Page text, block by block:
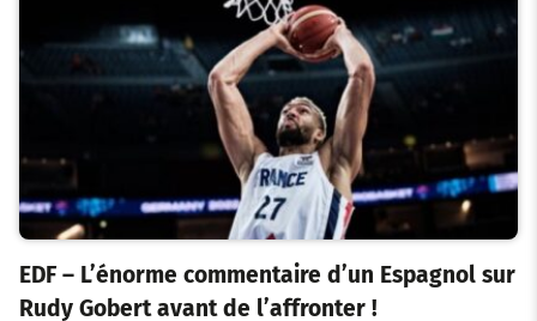
EDF – L’énorme commentaire d’un Espagnol sur
Rudy Gobert avant de l’affronter !